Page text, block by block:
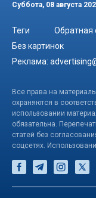
Суббота, 08 августа
Теги Обратная
Без картинок
Реклама:
Все права на
охраняются в
использовании
обязательна.
статей без
соцсетях.